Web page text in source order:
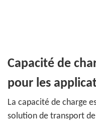
Capacité de
pour les
La capacité de charge
solution de transport de